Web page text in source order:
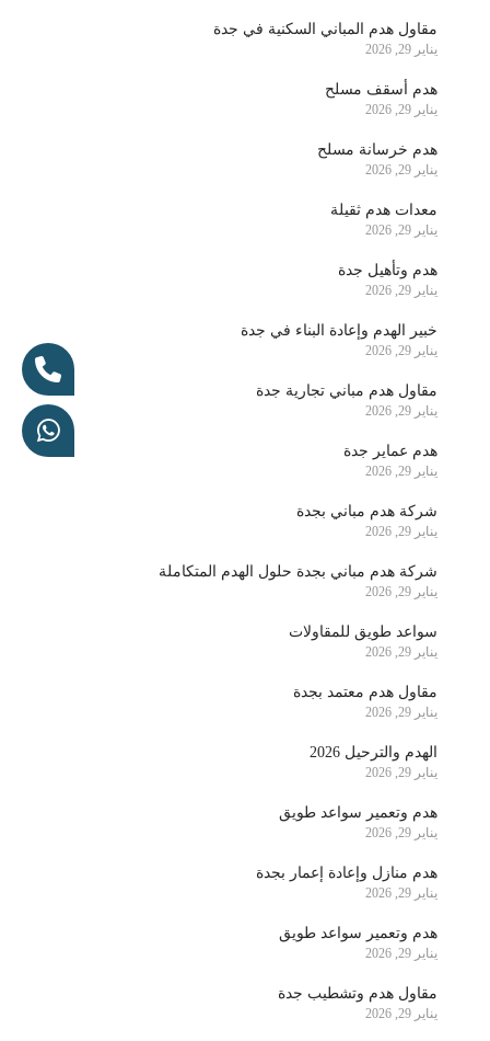
مقاول هدم المباني السكنية في جدة
يناير 29, 2026
هدم أسقف مسلح
يناير 29, 2026
هدم خرسانة مسلح
يناير 29, 2026
معدات هدم ثقيلة
يناير 29, 2026
هدم وتأهيل جدة
يناير 29, 2026
خبير الهدم وإعادة البناء في جدة
يناير 29, 2026
مقاول هدم مباني تجارية جدة
يناير 29, 2026
هدم عماير جدة
يناير 29, 2026
شركة هدم مباني بجدة
يناير 29, 2026
شركة هدم مباني بجدة حلول الهدم المتكاملة
يناير 29, 2026
سواعد طويق للمقاولات
يناير 29, 2026
مقاول هدم معتمد بجدة
يناير 29, 2026
الهدم والترحيل 2026
يناير 29, 2026
هدم وتعمير سواعد طويق
يناير 29, 2026
هدم منازل وإعادة إعمار بجدة
يناير 29, 2026
هدم وتعمير سواعد طويق
يناير 29, 2026
مقاول هدم وتشطيب جدة
يناير 29, 2026